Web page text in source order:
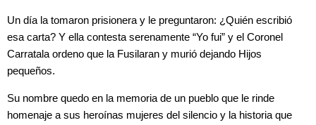
Un día la tomaron prisionera y le preguntaron: ¿Quién escribió
esa carta? Y ella contesta serenamente “Yo fui” y el Coronel
Carratala ordeno que la Fusilaran y murió dejando Hijos
pequeños.
Su nombre quedo en la memoria de un pueblo que le rinde
homenaje a sus heroínas mujeres del silencio y la historia que